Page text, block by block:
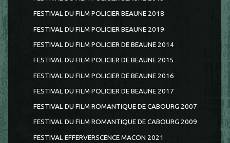
FESTIVAL DU FILM POLICIER BEAUNE 2018
FESTIVAL DU FILM POLICIER BEAUNE 2019
FESTIVAL DU FILM POLICIER DE BEAUNE 2014
FESTIVAL DU FILM POLICIER DE BEAUNE 2015
FESTIVAL DU FILM POLICIER DE BEAUNE 2016
FESTIVAL DU FILM POLICIER DE BEAUNE 2017
FESTIVAL DU FILM ROMANTIQUE DE CABOURG 2007
FESTIVAL DU FILM ROMANTIQUE DE CABOURG 2009
FESTIVAL EFFERVERSCENCE MACON 2021